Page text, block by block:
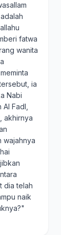
fatwa
wanita
ia
Nabi
Fadl,
akhirnya
wajahnya
dia telah
naik